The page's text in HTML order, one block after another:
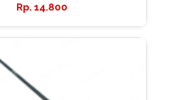
14.800